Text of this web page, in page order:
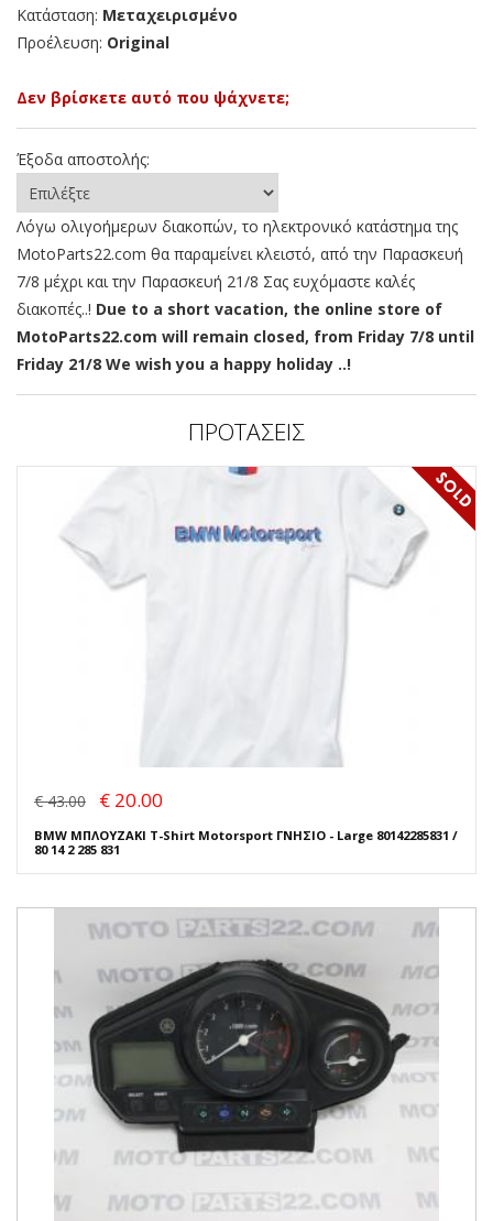
Κατάσταση: Μεταχειρισμένο
Προέλευση: Original
Δεν βρίσκετε αυτό που ψάχνετε;
Έξοδα αποστολής:
Λόγω ολιγοήμερων διακοπών, το ηλεκτρονικό κατάστημα της
MotoParts22.com θα παραμείνει κλειστό, από την Παρασκευή
7/8 μέχρι και την Παρασκευή 21/8 Σας ευχόμαστε καλές
διακοπές..! Due to a short vacation, the online store of
MotoParts22.com will remain closed, from Friday 7/8 until
Friday 21/8 We wish you a happy holiday ..!
ΠΡΟΤΑΣΕΙΣ
€ 43.00 € 20.00
BMW ΜΠΛΟΥΖΑΚΙ T-Shirt Motorsport ΓΝΗΣΙΟ - Large 80142285831 /
80 14 2 285 831